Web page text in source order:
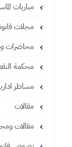
مباريات
مجلات
محاضرات
محكمة
مساطر
مقالات
مقالات